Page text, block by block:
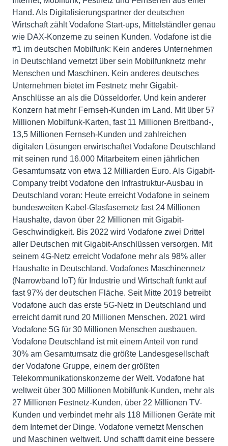
Hand. Als Digitalisierungspartner der deutschen
Wirtschaft zählt Vodafone Start-ups, Mittelständler genau
wie DAX-Konzerne zu seinen Kunden. Vodafone ist die
#1 im deutschen Mobilfunk: Kein anderes Unternehmen
in Deutschland vernetzt über sein Mobilfunknetz mehr
Menschen und Maschinen. Kein anderes deutsches
Unternehmen bietet im Festnetz mehr Gigabit-
Anschlüsse an als die Düsseldorfer. Und kein anderer
Konzern hat mehr Fernseh-Kunden im Land. Mit über 57
Millionen Mobilfunk-Karten, fast 11 Millionen Breitband-,
13,5 Millionen Fernseh-Kunden und zahlreichen
digitalen Lösungen erwirtschaftet Vodafone Deutschland
mit seinen rund 16.000 Mitarbeitern einen jährlichen
Gesamtumsatz von etwa 12 Milliarden Euro. Als Gigabit-
Company treibt Vodafone den Infrastruktur-Ausbau in
Deutschland voran: Heute erreicht Vodafone in seinem
bundesweiten Kabel-Glasfasernetz fast 24 Millionen
Haushalte, davon über 22 Millionen mit Gigabit-
Geschwindigkeit. Bis 2022 wird Vodafone zwei Drittel
aller Deutschen mit Gigabit-Anschlüssen versorgen. Mit
seinem 4G-Netz erreicht Vodafone mehr als 98% aller
Haushalte in Deutschland. Vodafones Maschinennetz
(Narrowband IoT) für Industrie und Wirtschaft funkt auf
fast 97% der deutschen Fläche. Seit Mitte 2019 betreibt
Vodafone auch das erste 5G-Netz in Deutschland und
erreicht damit rund 20 Millionen Menschen. 2021 wird
Vodafone 5G für 30 Millionen Menschen ausbauen.
Vodafone Deutschland ist mit einem Anteil von rund
30% am Gesamtumsatz die größte Landesgesellschaft
der Vodafone Gruppe, einem der größten
Telekommunikationskonzerne der Welt. Vodafone hat
weltweit über 300 Millionen Mobilfunk-Kunden, mehr als
27 Millionen Festnetz-Kunden, über 22 Millionen TV-
Kunden und verbindet mehr als 118 Millionen Geräte mit
dem Internet der Dinge. Vodafone vernetzt Menschen
und Maschinen weltweit. Und schafft damit eine bessere